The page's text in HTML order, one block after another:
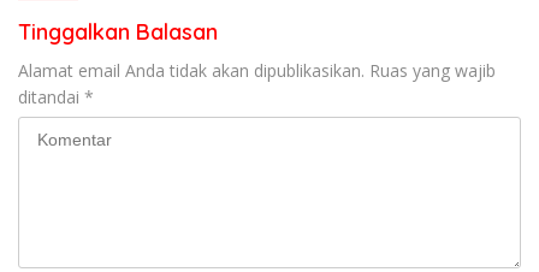
Tinggalkan Balasan
Alamat email Anda tidak akan dipublikasikan. Ruas yang wajib
ditandai *